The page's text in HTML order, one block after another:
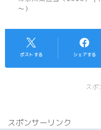
～）
ポストする シェアする
スポ
スポンサーリンク